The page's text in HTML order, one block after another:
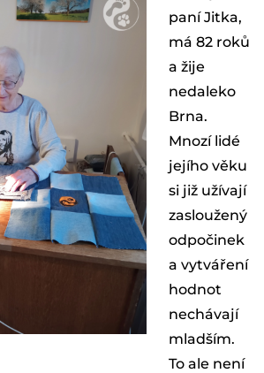
paní Jitka,
má 82 roků
a žije
nedaleko
Brna.
Mnozí lidé
jejího věku
si již užívají
zasloužený
odpočinek
a vytváření
hodnot
nechávají
mladším.
To ale není